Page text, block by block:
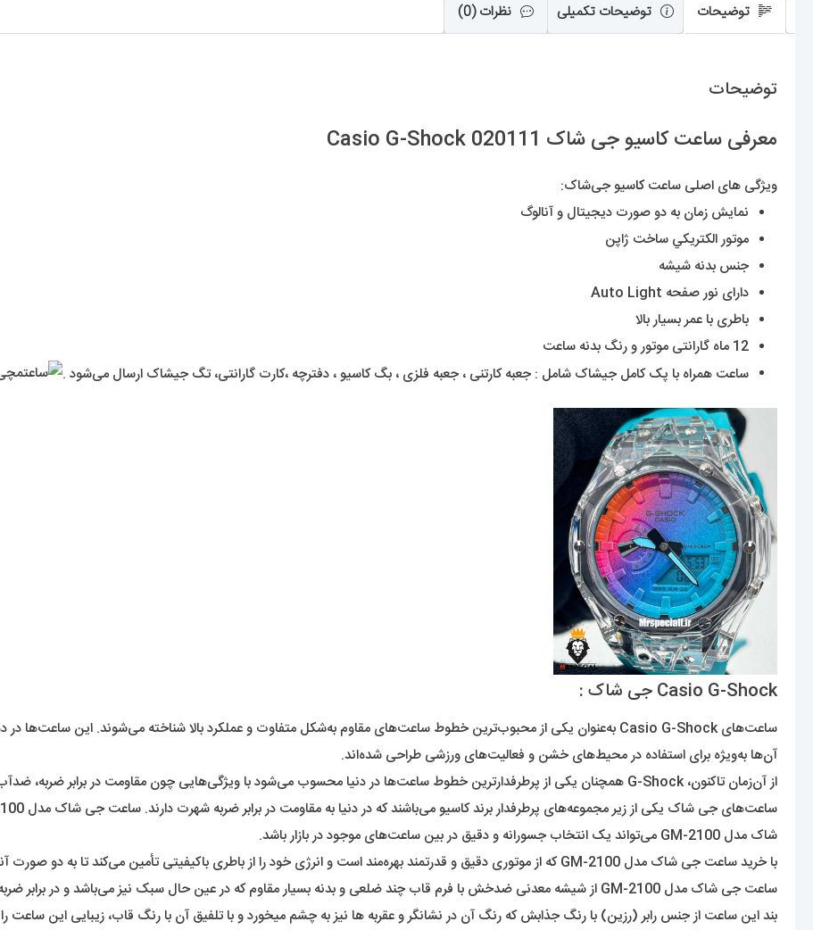
توضیحات توضیحات تکمیلی نظرات (0)
توضیحات
معرفی ساعت کاسیو جی شاک Casio G-Shock 020111
ویژگی های اصلی ساعتکاسیو جی‌شاک:
نمایش زمان به دو صورت دیجیتال و آنالوگ
موتور الکتريکي ساخت ژاپن
جنس بدنه شیشه
دارای نور صفحه Auto Light
باطری با عمر بسیار بالا
12 ماه گارانتی موتور و رنگ بدنه ساعت
ساعت همراه با پک کامل جیشاک شامل : جعبه کارتنی ، جعبه فلزی ، بگ کاسیو ، دفترچه ،کارت گارانتی، تگ جیشاک ارسال می‌شود .
Casio G-Shock جی شاک :
ساعت‌های Casio G-Shock به‌عنوان یکی از محبوب‌ترین خطوط ساعت‌های مقاوم به‌شکل متفاوت و عملکرد بالا شناخته می‌شوند. این ساعت‌ها در دهه ۱۹۸۰ معرفی شدند و بخشی از کمپانی Casio هستند.
آن‌ها به‌ویژه برای استفاده در محیط‌های خشن و فعالیت‌های ورزشی طراحی شده‌اند.
از آن‌زمان تاکنون، G-Shock همچنان یکی از پرطرفدارترین خطوط ساعت‌ها در دنیا محسوب می‌شود با ویژگی‌هایی چون مقاومت در برابر ضربه، ضدآب بودن و دقت در نمایش زمان.
شاک مدل GM-2100 می‌تواند یک انتخاب جسورانه و دقیق در بین ساعت‌های موجود در بازار باشد.
با خرید ساعت جی شاک مدل GM-2100 که از موتوری دقیق و قدرتمند بهره‌مند است و انرژی خود را از باطری باکیفیتی تأمین می‌کند تا به دو صورت آنالوگ و دیجیتال زمان را برای شما به نمایش گذارد.
ساعت جی شاک مدل GM-2100 از شیشه معدنی ضدخش با فرم قاب چند ضلعی و بدنه بسیار مقاوم که در عین حال سبک نیز می‌باشد و در برابر ضربه و آب از دوام و استقاومت بالایی برخوردار است.
بند این ساعت از جنس رابر (رزین) با رنگ جذابش که رنگ آن در نشانگر و عقربه ها نیز به چشم میخورد و با تلفیق آن با رنگ قاب، زیبایی این ساعت